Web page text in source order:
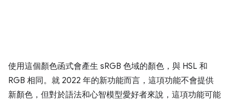
使用這個顏色函式會產生 sRGB 色域的顏色，與 HSL 和
RGB 相同。就 2022 年的新功能而言，這項功能不會提供
新顏色，但對於語法和心智模型愛好者來說，這項功能可能